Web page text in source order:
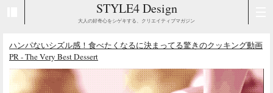
STYLE4 Design
大人の好奇心をシゲキする、クリエイティブマガジン
ハンパないシズル感！食べたくなるに決まってる驚きのクッキング動画
PR - The Very Best Dessert